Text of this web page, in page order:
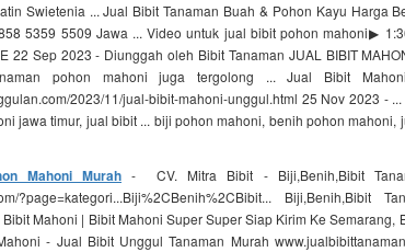
Swietenia ... Jual Bibit Tanaman Buah & Pohon Kayu Harga
5359 5509 Jawa ... Video untuk jual bibit pohon mahoni▶
22 Sep 2023 - Diunggah oleh Bibit Tanaman JUAL BIBIT
pohon mahoni juga tergolong ... Jual Bibit
2023/11/jual-bibit-mahoni-unggul.html 25 Nov 2023 -
jawa timur, jual bibit ... biji pohon mahoni, benih pohon mahoni,
Mahoni Murah - CV. Mitra Bibit - Biji,Benih,Bibit
?page=kategori...Biji%2CBenih%2CBibit... Biji,Benih,Bibit
Mahoni | Bibit Mahoni Super Super Siap Kirim Ke Semarang,
- Jual Bibit Unggul Tanaman Murah